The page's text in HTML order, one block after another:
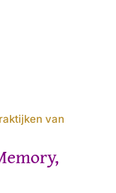
van